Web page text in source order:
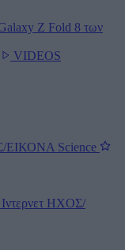
Z Fold 8 των
VIDEOS
ΕΙΚΟΝΑ Science
Ιντερνετ ΗΧΟΣ/